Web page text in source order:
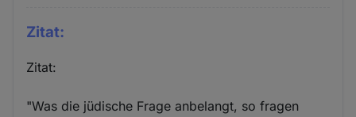
Zitat:
Zitat:
"Was die jüdische Frage anbelangt, so fragen